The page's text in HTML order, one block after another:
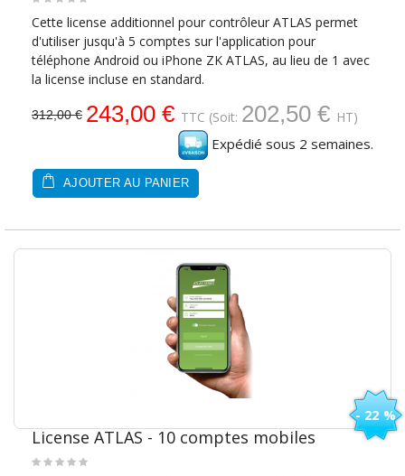
Cette license additionnel pour contrôleur ATLAS permet
d'utiliser jusqu'à 5 comptes sur l'application pour
téléphone Android ou iPhone ZK ATLAS, au lieu de 1 avec
la license incluse en standard.
312,00 € 243,00 € TTC (Soit: 202,50 € HT)
Expédié sous 2 semaines.
AJOUTER AU PANIER
- 22 %
License ATLAS - 10 comptes mobiles